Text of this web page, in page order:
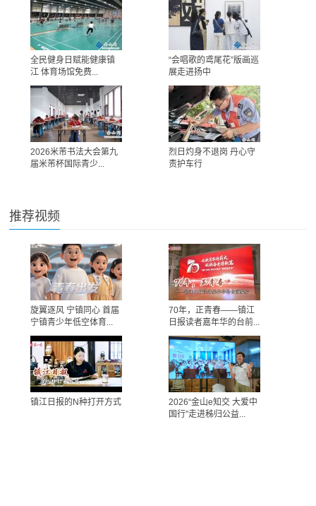
全民健身日赋能健康镇
江 体育场馆免费...
“会唱歌的鸢尾花”版画巡
展走进扬中
2026米芾书法大会第九
届米芾杯国际青少...
烈日灼身不退岗 丹心守
责护车行
推荐视频
旋翼逐风 宁镇同心 首届
宁镇青少年低空体育...
70年，正青春——镇江
日报读者嘉年华的台前...
镇江日报的N种打开方式
2026“金山e知交 大爱中
国行”走进秭归公益...